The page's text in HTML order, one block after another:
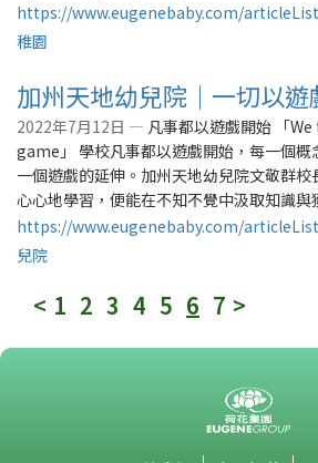
https://www.eugenebaby.com/
稚園
加州天地幼兒院｜一切以遊
2022年7月12日 — 凡事都以遊戲開始 「
game」 學校凡事都以遊戲開始，每一個概
一個遊戲的延伸。加州天地幼兒院文敬群
心心地學習，便能在不知不覺中汲取知識與
https://www.eugenebaby.com/
兒院
< 1 2 3 4 5 6 7 >